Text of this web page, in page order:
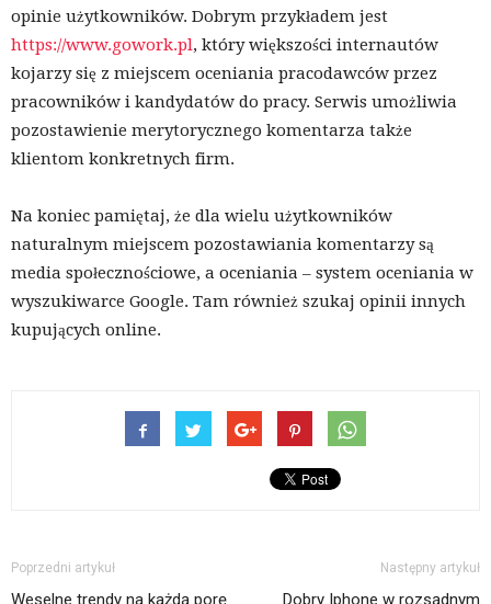
opinie użytkowników. Dobrym przykładem jest
https://www.gowork.pl, który większości internautów
kojarzy się z miejscem oceniania pracodawców przez
pracowników i kandydatów do pracy. Serwis umożliwia
pozostawienie merytorycznego komentarza także
klientom konkretnych firm.
Na koniec pamiętaj, że dla wielu użytkowników
naturalnym miejscem pozostawiania komentarzy są
media społecznościowe, a oceniania – system oceniania w
wyszukiwarce Google. Tam również szukaj opinii innych
kupujących online.
Poprzedni artykuł
Weselne trendy na każdą porę
Następny artykuł
Dobry Iphone w rozsądnym